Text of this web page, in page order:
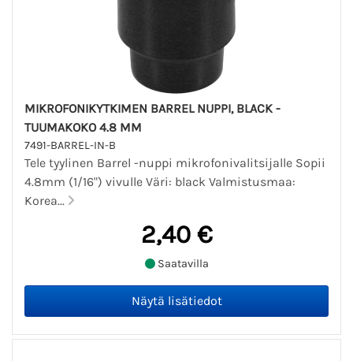
MIKROFONIKYTKIMEN BARREL NUPPI, BLACK -
TUUMAKOKO 4.8 MM
7491-BARREL-IN-B
Tele tyylinen Barrel -nuppi mikrofonivalitsijalle Sopii
4.8mm (1/16") vivulle Väri: black Valmistusmaa:
Korea...
2,40 €
Saatavilla